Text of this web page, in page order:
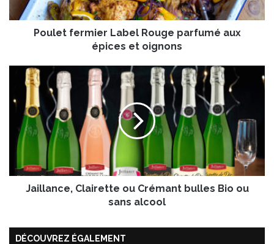
r
Poulet fermier Label Rouge parfumé aux
épices et oignons
e
a
Jaillance, Clairette ou Crémant bulles Bio ou
sans alcool
DÉCOUVREZ ÉGALEMENT